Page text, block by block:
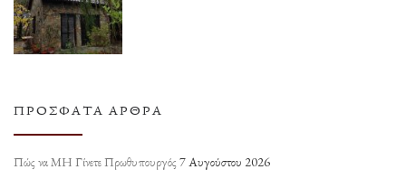
ΠΡΌΣΦΑΤΑ ΆΡΘΡΑ
Πώς να ΜΗ Γίνετε Πρωθυπουργός 7 Αυγούστου 2026